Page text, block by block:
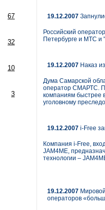
67
32
10
3
19.12.2007
Российский
Петербурге и МТС и
19.12.2007 Наказ
Дума Самарской
оператор СМАРТС.
компаниям быстрее
уголовному
19.12.2007 i-Free
Компания i-Free,
JAM4ME,
технологии –
19.12.2007
операторов